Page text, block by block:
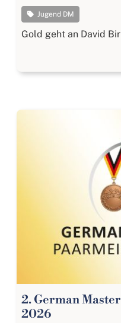
Jugend DM
Gold geht an David
2. German
2026